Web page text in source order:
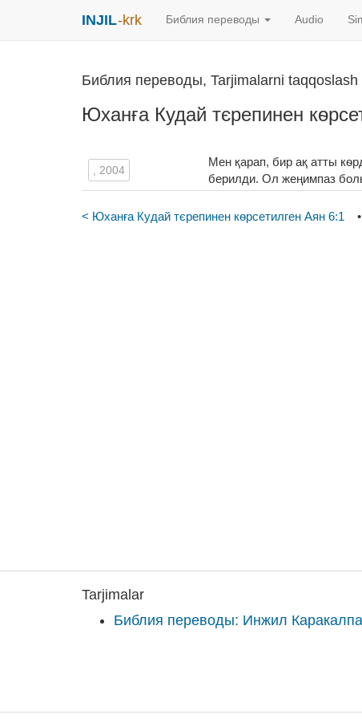
INJIL-krk Библия переводы Audio
Библия переводы, Tarjimalarni taqqoslash
Юханға Кудай тєрепинен
, 2004
Мен қарап, бир ақ атты
берилди. Ол жеңимпаз
< Юханға Кудай тєрепинен кѳрсетилген Аян 6:1
Tarjimalar
Библия переводы: Инжил